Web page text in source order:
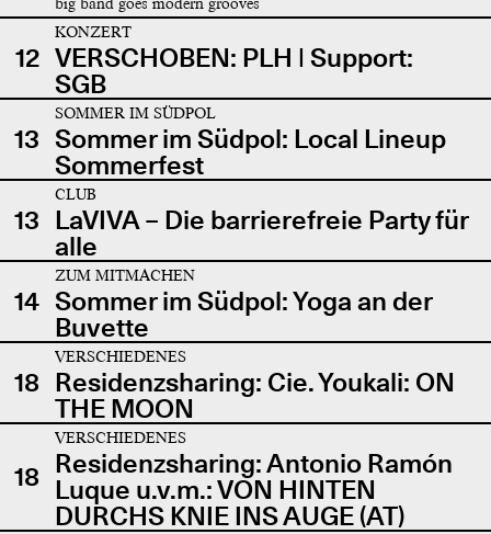
12
KONZERT
VERSCHOBEN: PLH | Support:
SGB
13
SOMMER IM SÜDPOL
Sommer im Südpol: Local Lineup
Sommerfest
13
CLUB
LaVIVA – Die barrierefreie Party für
alle
14
ZUM MITMACHEN
Sommer im Südpol: Yoga an der
Buvette
18
VERSCHIEDENES
Residenzsharing: Cie. Youkali: ON
THE MOON
18
VERSCHIEDENES
Residenzsharing: Antonio Ramón
Luque u.v.m.: VON HINTEN
DURCHS KNIE INS AUGE (AT)